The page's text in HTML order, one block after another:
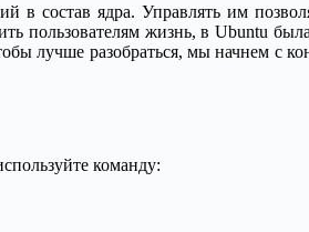
состав ядра. Управлять им
пользователям жизнь, в Ubuntu
лучше разобраться, мы начнем с
команду: